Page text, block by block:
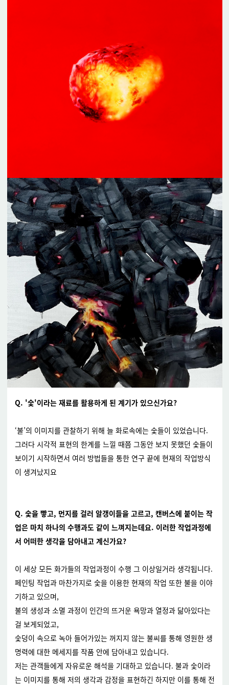
Q. '숯'이라는 재료를 활용하게 된 계기가 있으신가요?
‘불’의 이미지를 관찰하기 위해 늘 화로속에는 숯들이 있었습니다.
그러다 시각적 표현의 한계를 느낄 때쯤 그동안 보지 못했던 숯들이
보이기 시작하면서 여러 방법들을 통한 연구 끝에 현재의 작업방식
이 생겨났지요
Q. 숯을 빻고, 먼지를 걸러 알갱이들을 고르고, 캔버스에 붙이는 작
업은 마치 하나의 수행과도 같이 느껴지는데요. 이러한 작업과정에
서 어떠한 생각을 담아내고 계신가요?
이 세상 모든 화가들의 작업과정이 수행 그 이상일거라 생각됩니다.
페인팅 작업과 마찬가지로 숯을 이용한 현재의 작업 또한 불을 이야
기하고 있으며,
불의 생성과 소멸 과정이 인간의 뜨거운 욕망과 열정과 닮아있다는
걸 보게되었고,
숯덩이 속으로 녹아 들어가있는 꺼지지 않는 불씨를 통해 영원한 생
명력에 대한 메세지를 작품 안에 담아내고 있습니다.
저는 관객들에게 자유로운 해석을 기대하고 있습니다. 불과 숯이라
는 이미지를 통해 저의 생각과 감정을 표현하긴 하지만 이를 통해 전